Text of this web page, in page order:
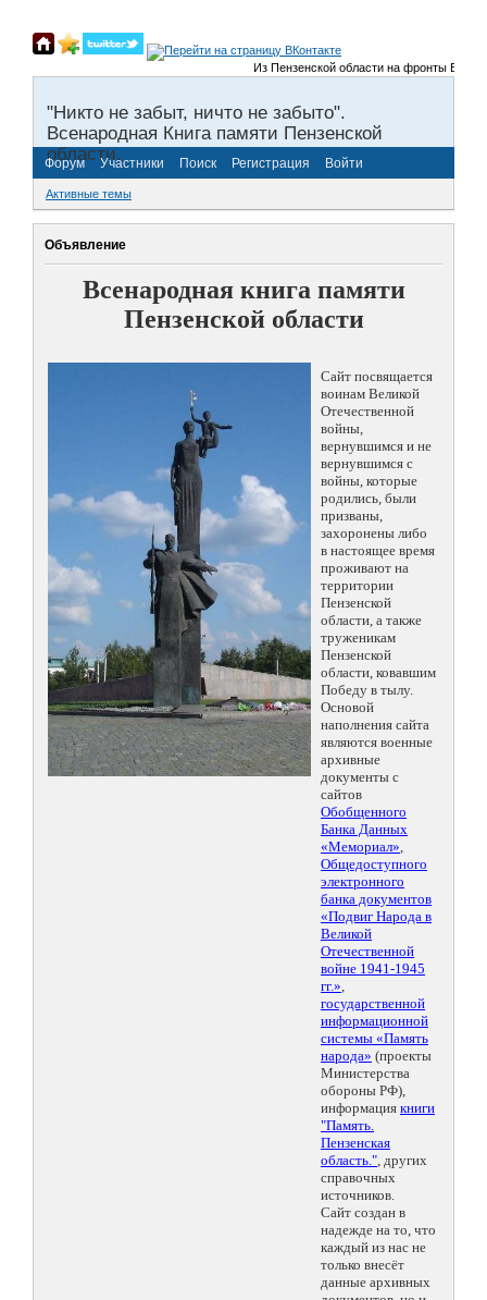
Из Пензенской области на фронты Великой
"Никто не забыт, ничто не забыто".
Всенародная Книга памяти Пензенской
области.
Форум Участники Поиск Регистрация Войти
Активные темы
Объявление
Всенародная книга памяти
Пензенской области
Сайт посвящается
воинам Великой
Отечественной
войны,
вернувшимся и не
вернувшимся с
войны, которые
родились, были
призваны,
захоронены либо
в настоящее время
проживают на
территории
Пензенской
области, а также
труженикам
Пензенской
области, ковавшим
Победу в тылу.
Основой
наполнения сайта
являются военные
архивные
документы с
сайтов
Обобщенного
Банка Данных
«Мемориал»,
Общедоступного
электронного
банка документов
«Подвиг Народа в
Великой
Отечественной
войне 1941-1945
гг.»,
государственной
информационной
системы «Память
народа» (проекты
Министерства
обороны РФ),
информация книги
"Память.
Пензенская
область.", других
справочных
источников.
Сайт создан в
надежде на то, что
каждый из нас не
только внесёт
данные архивных